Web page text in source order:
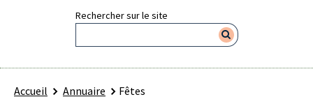
Rechercher sur le site
Accueil Annuaire Fêtes